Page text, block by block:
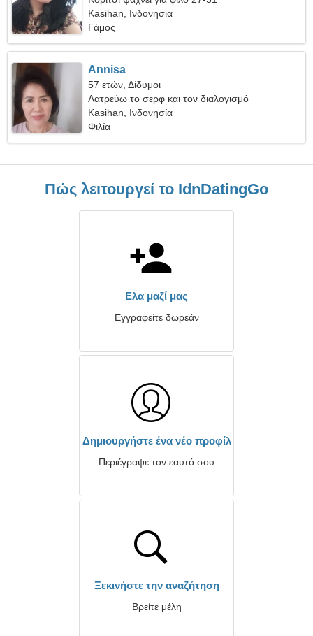
Kasihan, Ινδονησία
Γάμος
Annisa
57 ετών, Δίδυμοι
Λατρεύω το σερφ και τον διαλογισμό
Kasihan, Ινδονησία
Φιλία
Πώς λειτουργεί το IdnDatingGo
Ελα μαζί μας
Εγγραφείτε δωρεάν
Δημιουργήστε ένα νέο προφίλ
Περιέγραψε τον εαυτό σου
Ξεκινήστε την αναζήτηση
Βρείτε μέλη